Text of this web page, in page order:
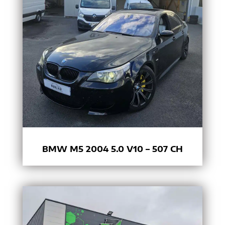
BMW M5 2004 5.0 V10 – 507 CH